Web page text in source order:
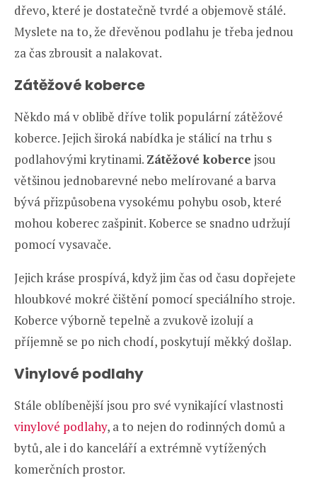
dřevo, které je dostatečně tvrdé a objemově stálé.
Myslete na to, že dřevěnou podlahu je třeba jednou
za čas zbrousit a nalakovat.
Zátěžové koberce
Někdo má v oblibě dříve tolik populární zátěžové
koberce. Jejich široká nabídka je stálicí na trhu s
podlahovými krytinami. Zátěžové koberce jsou
většinou jednobarevné nebo melírované a barva
bývá přizpůsobena vysokému pohybu osob, které
mohou koberec zašpinit. Koberce se snadno udržují
pomocí vysavače.
Jejich kráse prospívá, když jim čas od času dopřejete
hloubkové mokré čištění pomocí speciálního stroje.
Koberce výborně tepelně a zvukově izolují a
příjemně se po nich chodí, poskytují měkký došlap.
Vinylové podlahy
Stále oblíbenější jsou pro své vynikající vlastnosti
vinylové podlahy, a to nejen do rodinných domů a
bytů, ale i do kanceláří a extrémně vytížených
komerčních prostor.